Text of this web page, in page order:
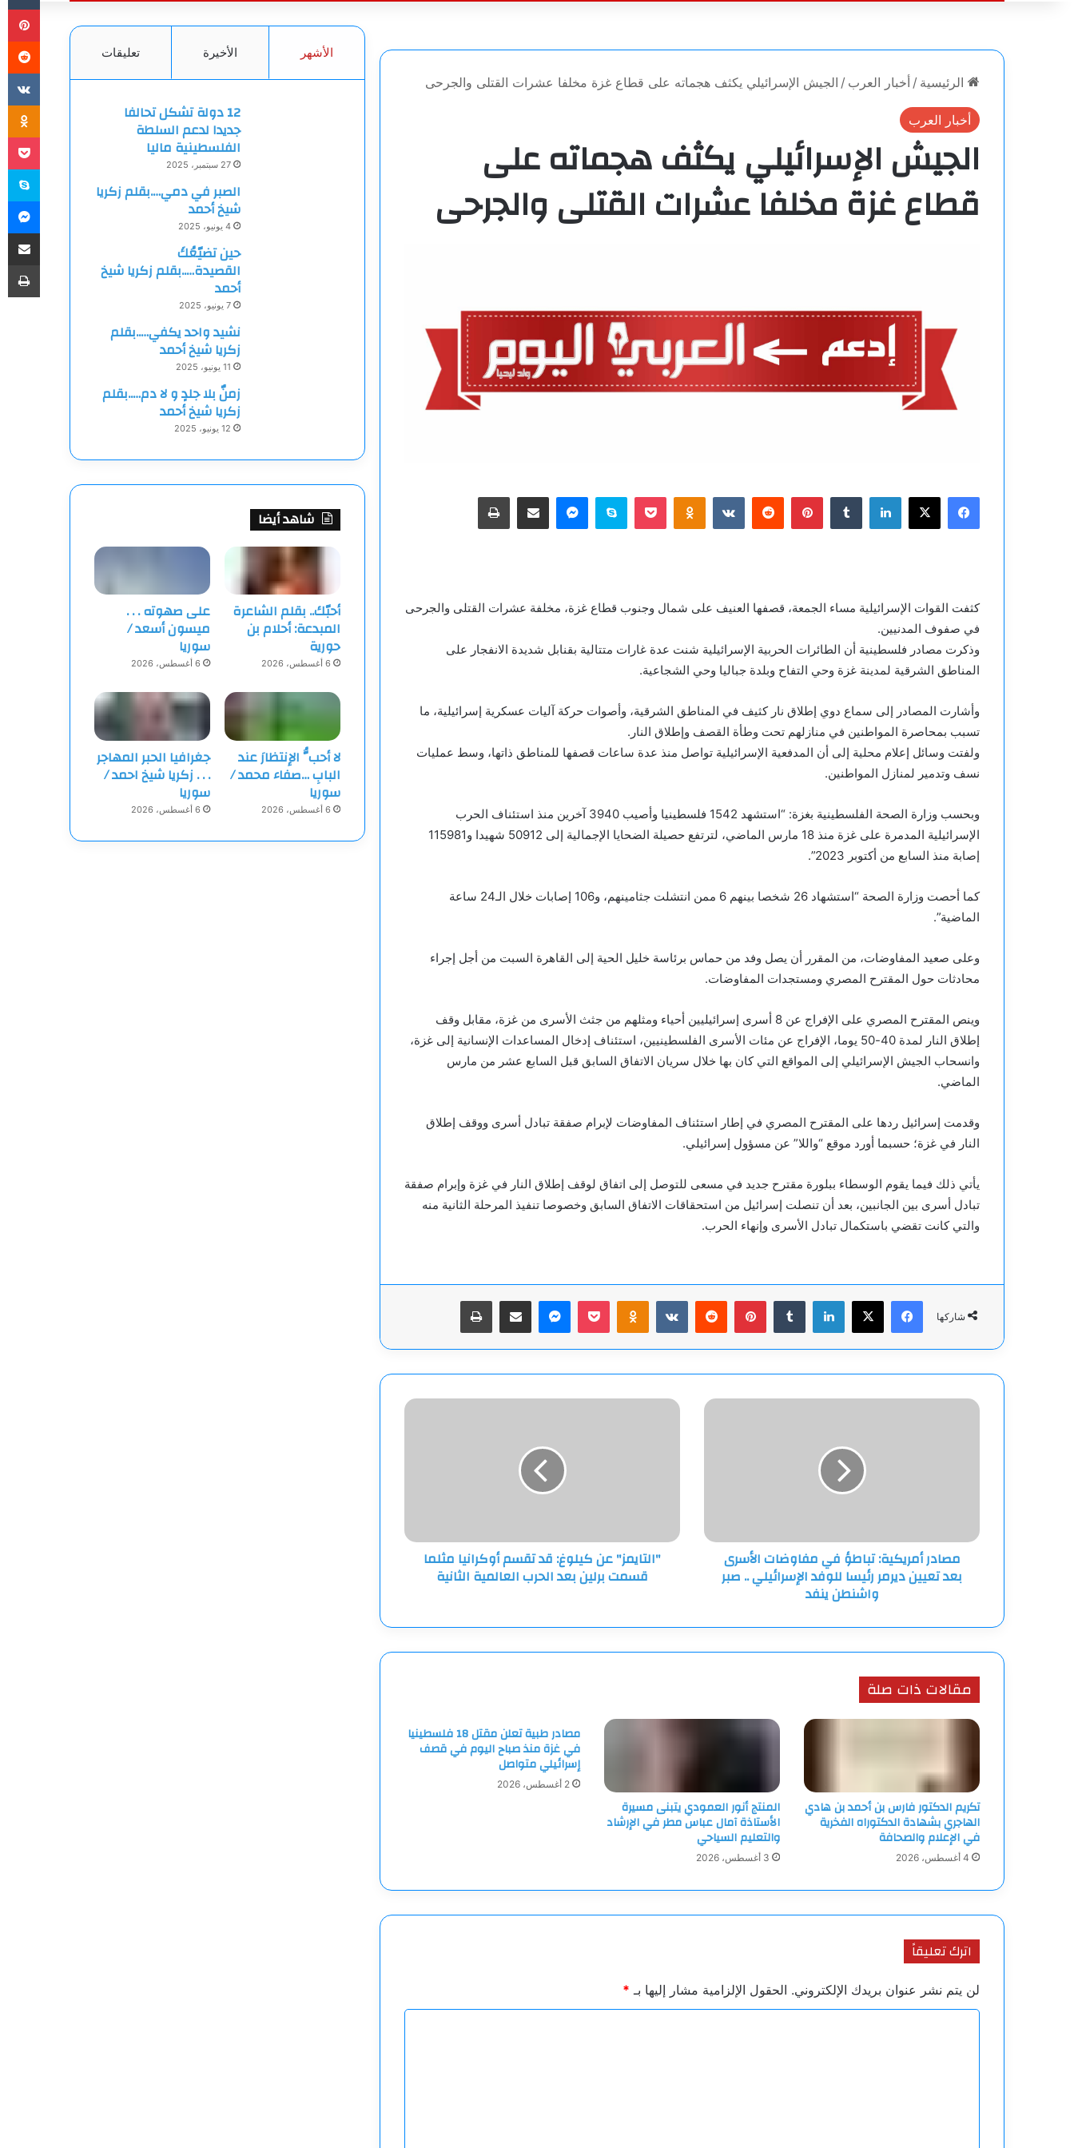
عن
الرئيسية / أخبار العرب / الجيش الإسرائيلي يكثف هجماته على قطاع غزة مخلفا عشرات القتلى والجرحى
أخبار العرب
الجيش الإسرائيلي يكثف هجماته على
قطاع غزة مخلفا عشرات القتلى والجرحى
فيسبوك
‫X لينكدإن بينتيريست Odnoklassniki
‫Pocketسكايبماسنجرمشاركة عبر البريد طباعة
كثفت القوات الإسرائيلية مساء الجمعة، قصفها العنيف على شمال وجنوب قطاع غزة، مخلفة عشرات القتلى والجرحى
في صفوف المدنيين.
وذكرت مصادر فلسطينية أن الطائرات الحربية الإسرائيلية شنت عدة غارات متتالية بقنابل شديدة الانفجار على
المناطق الشرقية لمدينة غزة وحي التفاح وبلدة جباليا وحي الشجاعية.
وأشارت المصادر إلى سماع دوي إطلاق نار كثيف في المناطق الشرقية، وأصوات حركة آليات عسكرية إسرائيلية، ما
تسبب بمحاصرة المواطنين في منازلهم تحت وطأة القصف وإطلاق النار.
ولفتت وسائل إعلام محلية إلى أن المدفعية الإسرائيلية تواصل منذ عدة ساعات قصفها للمناطق ذاتها، وسط عمليات
نسف وتدمير لمنازل المواطنين.
وبحسب وزارة الصحة الفلسطينية بغزة: “استشهد 1542 فلسطينيا وأصيب 3940 آخرين منذ استئناف الحرب
الإسرائيلية المدمرة على غزة منذ 18 مارس الماضي، لترتفع حصيلة الضحايا الإجمالية إلى 50912 شهيدا و115981
إصابة منذ السابع من أكتوبر 2023”.
كما أحصت وزارة الصحة “استشهاد 26 شخصا بينهم 6 ممن انتشلت جثامينهم، و106 إصابات خلال الـ24 ساعة
الماضية”.
وعلى صعيد المفاوضات، من المقرر أن يصل وفد من حماس برئاسة خليل الحية إلى القاهرة السبت من أجل إجراء
محادثات حول المقترح المصري ومستجدات المفاوضات.
وينص المقترح المصري على الإفراج عن 8 أسرى إسرائيليين أحياء ومثلهم من جثث الأسرى من غزة، مقابل وقف
إطلاق النار لمدة 40-50 يوما، الإفراج عن مئات الأسرى الفلسطينيين، استئناف إدخال المساعدات الإنسانية إلى غزة،
وانسحاب الجيش الإسرائيلي إلى المواقع التي كان بها خلال سريان الاتفاق السابق قبل السابع عشر من مارس
الماضي.
وقدمت إسرائيل ردها على المقترح المصري في إطار استئناف المفاوضات لإبرام صفقة تبادل أسرى ووقف إطلاق
النار في غزة؛ حسبما أورد موقع “واللا” عن مسؤول إسرائيلي.
يأتي ذلك فيما يقوم الوسطاء ببلورة مقترح جديد في مسعى للتوصل إلى اتفاق لوقف إطلاق النار في غزة وإبرام صفقة
تبادل أسرى بين الجانبين، بعد أن تنصلت إسرائيل من استحقاقات الاتفاق السابق وخصوصا تنفيذ المرحلة الثانية منه
والتي كانت تقضي باستكمال تبادل الأسرى وإنهاء الحرب.
شاركها
فيسبوك
‫X لينكدإن بينتيريست Odnoklassniki
‫Pocketماسنجرمشاركة عبر البريد طباعة
مصادر
ديرمر
رئيسا
للوفد
صبر
ينفد
مصادر أمريكية: تباطؤ في مفاوضات الأسرى
بعد تعيين ديرمر رئيسا للوفد الإسرائيلي .. صبر
واشنطن ينفد
"التايمز"
برلين
الحرب
"التايمز" عن كيلوغ: قد تقسم أوكرانيا مثلما
قسمت برلين بعد الحرب العالمية الثانية
مقالات ذات صلة
تكريم الدكتور فارس بن أحمد بن هادي
الهاجري بشهادة الدكتوراه الفخرية
في الإعلام والصحافة
4 أغسطس، 2026
المنتج أنور العمودي يتبنى مسيرة
الأستاذة آمال عباس مطر في الإرشاد
والتعليم السياحي
3 أغسطس، 2026
مصادر طبية تعلن مقتل 18 فلسطينيا
في غزة منذ صباح اليوم في قصف
إسرائيلي متواصل
2 أغسطس، 2026
اترك تعليقاً
لن يتم نشر عنوان بريدك الإلكتروني. الحقول الإلزامية مشار إليها بـ *
الأشهر الأخيرة تعليقات
12 دولة تشكل تحالفا
جديدا لدعم السلطة
الفلسطينية ماليا
27 سبتمبر، 2025
الصبر في دمي….بقلم زكريا
شيخ أحمد
4 يونيو، 2025
حين تضيّعُكَ
القصيدة…..بقلم زكريا شيخ
أحمد
7 يونيو، 2025
نشيد واحد يكفي…..بقلم
زكريا شيخ أحمد
11 يونيو، 2025
زمنٌ بلا جلدٍ و لا دم…..بقلم
زكريا شيخ أحمد
12 يونيو، 2025
شاهد أيضا
أحبّك.. بقلم الشاعرة
المبدعة: أحلام بن
حورية
6 أغسطس، 2026
على صهوته . . .
ميسون أسعد /
سوريا
6 أغسطس، 2026
لا أحبُّ الإنتظارَ عند
البابِ …صفاء محمد /
سوريا
6 أغسطس، 2026
جغرافيا الحبر المهاجر
‏. . . زكريا شيخ احمد /
سوريا
6 أغسطس، 2026